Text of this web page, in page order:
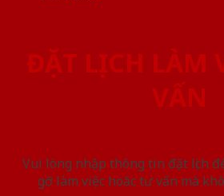
ĐẶT LỊCH LÀM
VẤN
Vui lòng nhập thông tin đặt lịch
gỡ làm việc hoăc tư vấn mà